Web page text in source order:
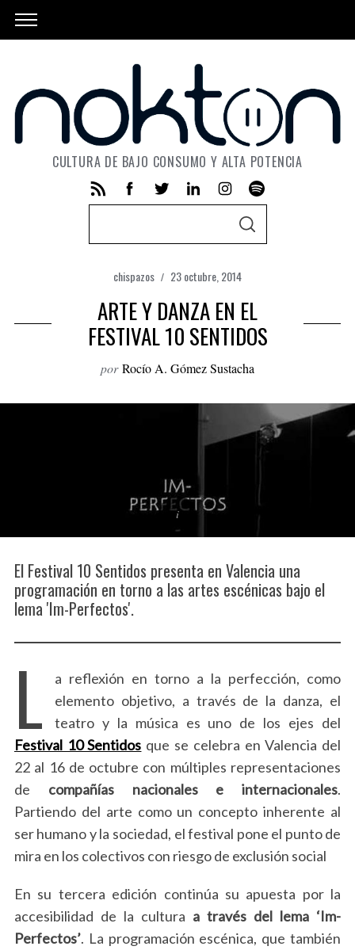
CULTURA DE BAJO CONSUMO Y ALTA POTENCIA
h
f
S
chispazos 23 octubre, 2014
ARTE Y DANZA EN EL
FESTIVAL 10 SENTIDOS
por Rocío A. Gómez Sustacha
El Festival 10 Sentidos presenta en Valencia una
programación en torno a las artes escénicas bajo el
lema 'Im-Perfectos'.
L
a reflexión en torno a la perfección, como
elemento objetivo, a través de la danza, el
teatro y la música es uno de los ejes del
Festival 10 Sentidos que se celebra en Valencia del
22 al 16 de octubre con múltiples representaciones
de compañías nacionales e internacionales.
Partiendo del arte como un concepto inherente al
ser humano y la sociedad, el festival pone el punto de
mira en los colectivos con riesgo de exclusión social
En su tercera edición continúa su apuesta por la
accesibilidad de la cultura a través del lema ‘Im-
Perfectos’. La programación escénica, que también